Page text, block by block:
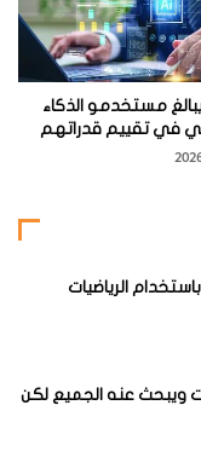
مستخدمو الذكاء
في تقييم قدراتهم
الرياضيات
ويبحث عنه الجميع لكن